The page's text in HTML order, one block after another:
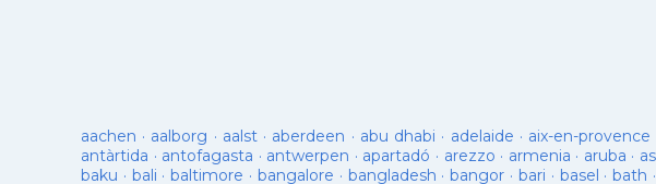
aachen · aalborg · aalst· aberdeen · abu dhabi · adelaide · aix-en-provence
antàrtida · antofagasta · antwerpen · apartadó · arezzo · armenia · aruba ·
baku · bali ·baltimore · bangalore · bangladesh ·bangor · bari · basel ·bath ·